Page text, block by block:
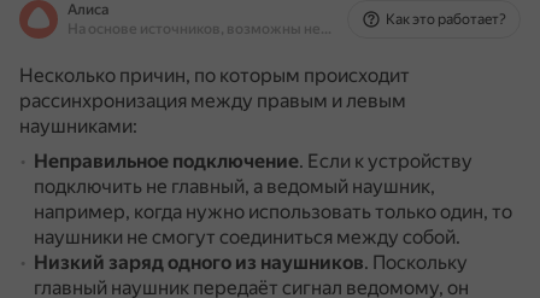
Алиса
На основе источников, возможны неточности
Как это работает?
Несколько причин, по которым происходит
рассинхронизация между правым и левым
наушниками:
Неправильное подключение. Если к устройству
подключить не главный, а ведомый наушник,
например, когда нужно использовать только один, то
наушники не смогут соединиться между собой.
Низкий заряд одного из наушников. Поскольку
главный наушник передаёт сигнал ведомому, он